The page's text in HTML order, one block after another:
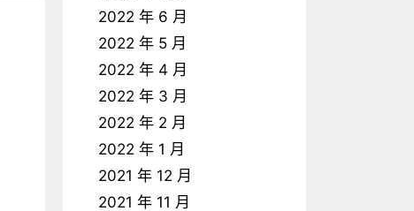
2022 年 6 月
2022 年 5 月
2022 年 4 月
2022 年 3 月
2022 年 2 月
2022 年 1 月
2021 年 12 月
2021 年 11 月